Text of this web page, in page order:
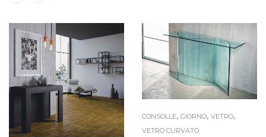
a
449,00 €
CONSOLLE, GIORNO, VETRO,
VETRO CURVATO